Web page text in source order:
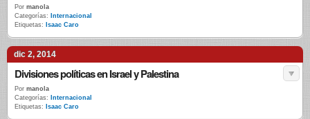
Por manola
Categorías:
Internacional
Etiquetas:
Isaac Caro
dic 2, 2014
Divisiones políticas en Israel y Palestina
Por manola
Categorías:
Internacional
Etiquetas:
Isaac Caro